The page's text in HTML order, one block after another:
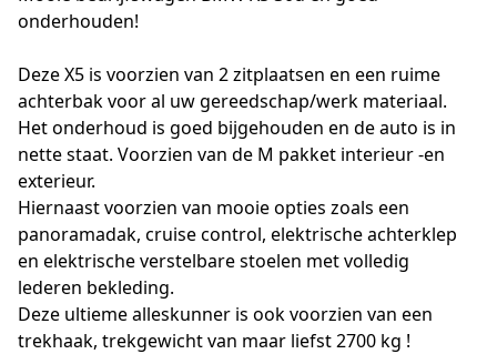
onderhouden!
Deze X5 is voorzien van 2 zitplaatsen en een ruime
achterbak voor al uw gereedschap/werk materiaal.
Het onderhoud is goed bijgehouden en de auto is in
nette staat. Voorzien van de M pakket interieur -en
exterieur.
Hiernaast voorzien van mooie opties zoals een
panoramadak, cruise control, elektrische achterklep
en elektrische verstelbare stoelen met volledig
lederen bekleding.
Deze ultieme alleskunner is ook voorzien van een
trekhaak, trekgewicht van maar liefst 2700 kg !